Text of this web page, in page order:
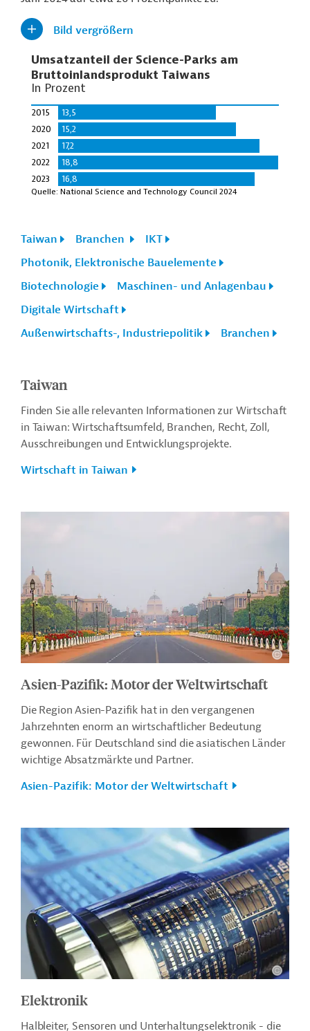
Bild vergrößern
Taiwan Branchen
IKT
Photonik, Elektronische Bauelemente
Biotechnologie
Maschinen- und Anlagenbau
Digitale Wirtschaft
Außenwirtschafts-, Industriepolitik
Branchen
Taiwan
Finden Sie alle relevanten Informationen zur Wirtschaft
in Taiwan: Wirtschaftsumfeld, Branchen, Recht, Zoll,
Ausschreibungen und Entwicklungsprojekte.
Wirtschaft in Taiwan
Asien-Pazifik: Motor der Weltwirtschaft
Die Region Asien-Pazifik hat in den vergangenen
Jahrzehnten enorm an wirtschaftlicher Bedeutung
gewonnen. Für Deutschland sind die asiatischen Länder
wichtige Absatzmärkte und Partner.
Asien-Pazifik: Motor der Weltwirtschaft
Elektronik
Halbleiter, Sensoren und Unterhaltungselektronik - die